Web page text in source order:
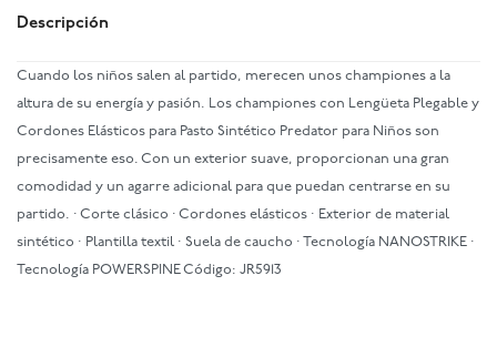
Descripción
Cuando los niños salen al partido, merecen unos championes a la
altura de su energía y pasión. Los championes con Lengüeta Plegable y
Cordones Elásticos para Pasto Sintético Predator para Niños son
precisamente eso. Con un exterior suave, proporcionan una gran
comodidad y un agarre adicional para que puedan centrarse en su
partido. · Corte clásico · Cordones elásticos · Exterior de material
sintético · Plantilla textil · Suela de caucho · Tecnología NANOSTRIKE ·
Tecnología POWERSPINE Código: JR5913